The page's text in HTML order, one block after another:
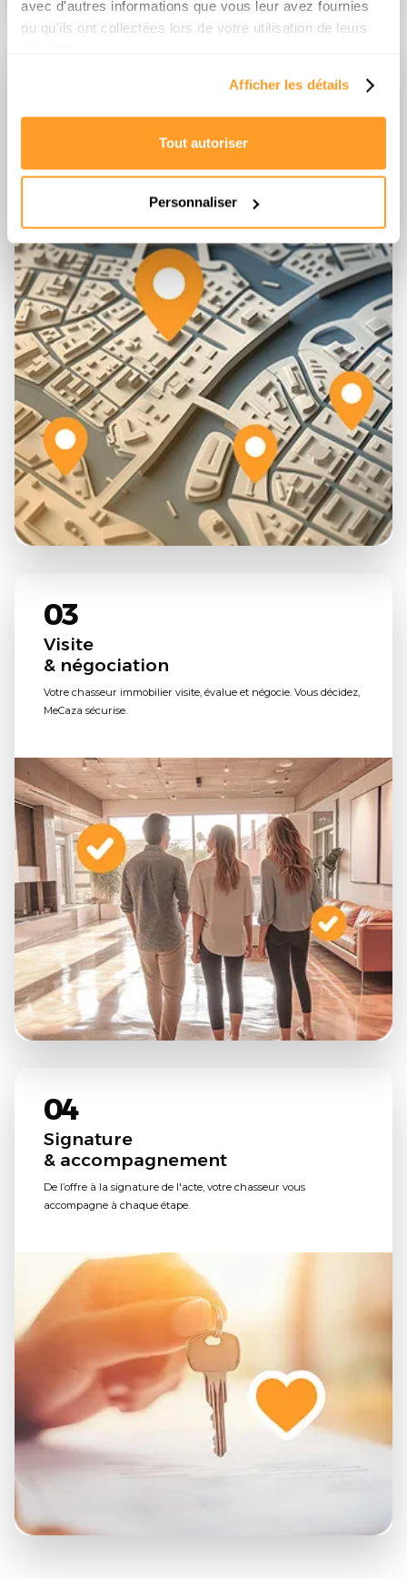
avec d'autres informations que vous leur avez fournies
ou qu'ils ont collectées lors de votre utilisation de leurs
Afficher les détails
Tout autoriser
Personnaliser
& sélection
Votre expert local cherche le bien le plus pertinent sur le marché
03
Visite
& négociation
Votre chasseur immobilier visite, évalue et négocie. Vous décidez,
MeCaza sécurise.
04
Signature
& accompagnement
De l’offre à la signature de l'acte, votre chasseur vous
accompagne à chaque étape.